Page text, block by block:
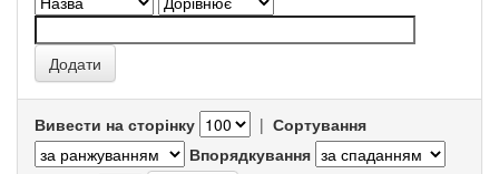
Вивести на сторінку | Сортування
Впорядкування